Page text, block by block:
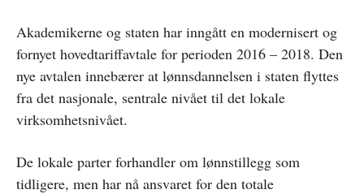
Akademikerne og staten har inngått en modernisert og
fornyet hovedtariffavtale for perioden 2016 – 2018. Den
nye avtalen innebærer at lønnsdannelsen i staten flyttes
fra det nasjonale, sentrale nivået til det lokale
virksomhetsnivået.
De lokale parter forhandler om lønnstillegg som
tidligere, men har nå ansvaret for den totale